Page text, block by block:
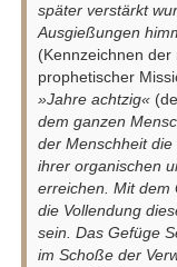
später verstärkt
Ausgießungen
(Kennzeichnen
prophetischer
»Jahre achtzig«
dem ganzen
der Menschheit
ihrer organischen
erreichen. Mit dem
die Vollendung
sein. Das Gefüge
im Schoße der